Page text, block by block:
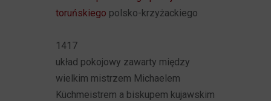
toruńskiego polsko-krzyżackiego
1417
układ pokojowy zawarty między
wielkim mistrzem Michaelem
Küchmeistrem a biskupem kujawskim